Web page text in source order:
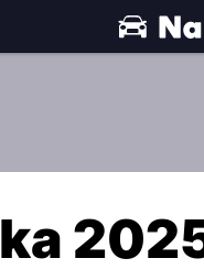
automobile.